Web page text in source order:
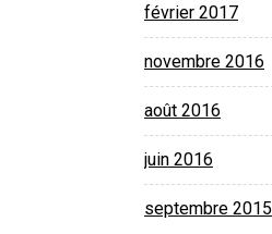
février 2017
novembre 2016
août 2016
juin 2016
septembre 2015